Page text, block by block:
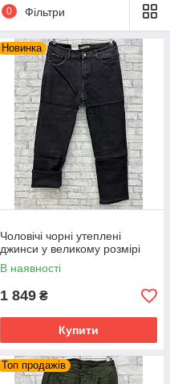
0 Фільтри
Новинка
Чоловічі чорні утеплені
джинси у великому розмірі
В наявності
1 849 ₴
Купити
Топ продажів